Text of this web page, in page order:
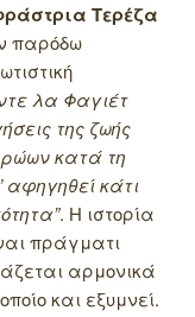
Τερέζα
παρόδω
λα Φαγιέτ
της ζωής
κατά τη
αφηγηθεί κάτι
. Η ιστορία
πράγματι
αρμονικά
και εξυμνεί.